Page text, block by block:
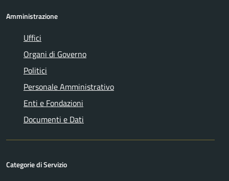
Amministrazione
Uffici
Organi di Governo
Politici
Personale Amministrativo
Enti e Fondazioni
Documenti e Dati
Categorie di Servizio